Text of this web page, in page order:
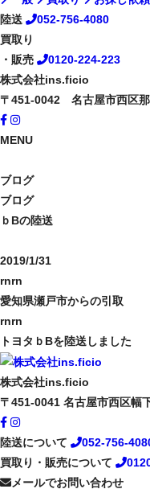
陸送
052-756-4080
買取り
・販売
0120-224-223
株式会社ins.ficio
〒451-0042 名古屋市西区
MENU
ブログ
ブログ
ｂBの陸送
2019/1/31
rnrn
愛知県瀬戸市からの引取
rnrn
トヨタｂBを陸送しました
株式会社ins.ficio
〒451-0041 名古屋市西区幅
陸送について
052-756-
買取り・販売について
メールでお問い合わせ